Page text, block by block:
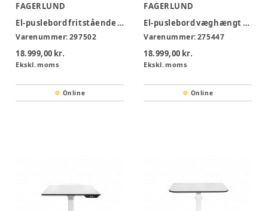
FAGERLUND
El-puslebord fritstående Mini - DE12-F
Varenummer:297502
18.999,00 kr.
Ekskl. moms
Online
FAGERLUND
El-puslebord væghængt Mini - DE12
Varenummer:275447
18.999,00 kr.
Ekskl. moms
Online